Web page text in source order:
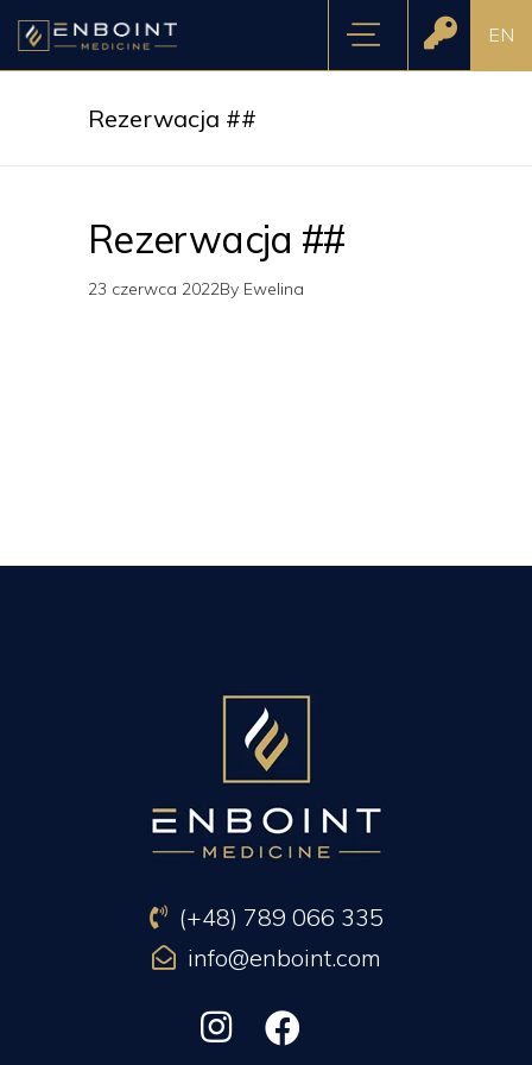
EN
Rezerwacja ##
Rezerwacja ##
23 czerwca 2022By Ewelina
(+48) 789 066 335
info@enboint.com